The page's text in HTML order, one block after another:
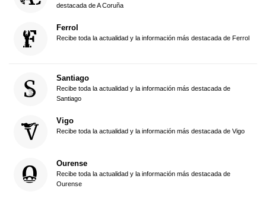
destacada de A Coruña
Ferrol
Recibe toda la actualidad y la información más destacada de Ferrol
Santiago
Recibe toda la actualidad y la información más destacada de
Santiago
Vigo
Recibe toda la actualidad y la información más destacada de Vigo
Ourense
Recibe toda la actualidad y la información más destacada de
Ourense